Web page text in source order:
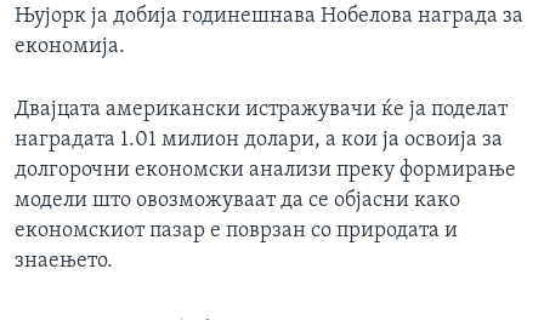
Њујорк ја добија годинешнава Нобелова награда за
економија.
Двајцата американски истражувачи ќе ја поделат
наградата 1.01 милион долари, а кои ја освоија за
долгорочни економски анализи преку формирање
модели што овозможуваат да се објасни како
економскиот пазар е поврзан со природата и
знаењето.